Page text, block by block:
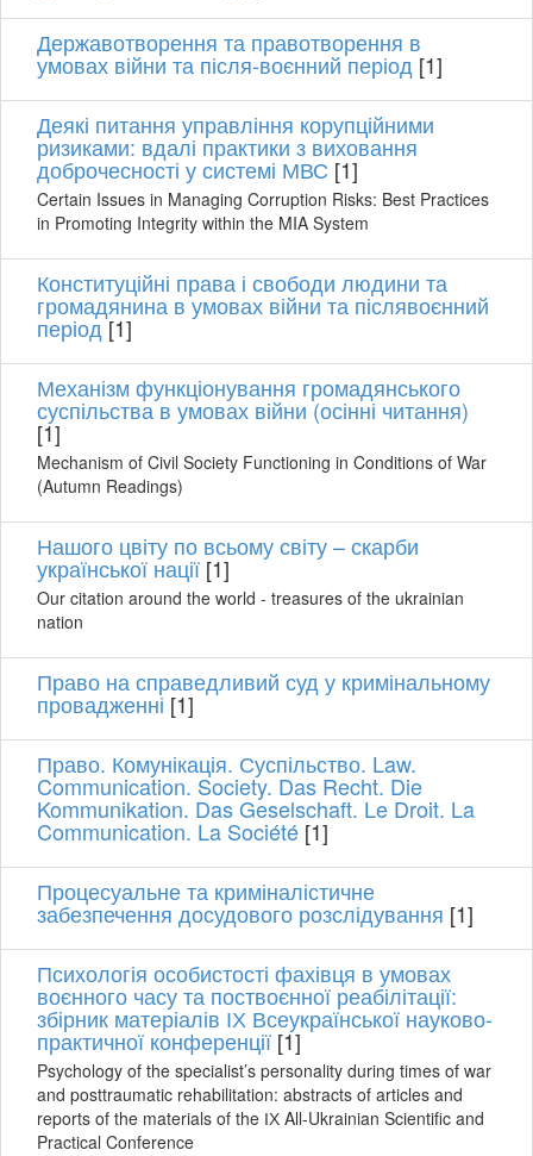
Державотворення та правотворення в
умовах війни та після-воєнний період [1]
Деякі питання управління корупційними
ризиками: вдалі практики з виховання
доброчесності у системі МВС [1]
Certain Issues in Managing Corruption Risks: Best Practices
in Promoting Integrity within the MIA System
Конституційні права і свободи людини та
громадянина в умовах війни та післявоєнний
період[1]
Механізм функціонування громадянського
суспільства в умовах війни (осінні читання)
[1]
Mechanism of Civil Society Functioning in Conditions of War
(Autumn Readings)
Нашого цвіту по всьому світу – скарби
української нації [1]
Our citation around the world - treasures of the ukrainian
nation
Право на справедливий суд у кримінальному
провадженні [1]
Право. Комунікація. Суспільство. Law.
Communication. Society. Das Recht. Die
Kommunikation. Das Geselschaft. Le Droit. La
Communication. La Société [1]
Процесуальне та криміналістичне
забезпечення досудового розслідування [1]
Психологія особистості фахівця в умовах
воєнного часу та поствоєнної реабілітації:
збірник матеріалів ІХ Всеукраїнської науково-
практичної конференції [1]
Psychology of the specialist’s personality during times of war
and posttraumatic rehabilitation: abstracts of articles and
reports of the materials of the ІХ All-Ukrainian Scientific and
Practical Conference